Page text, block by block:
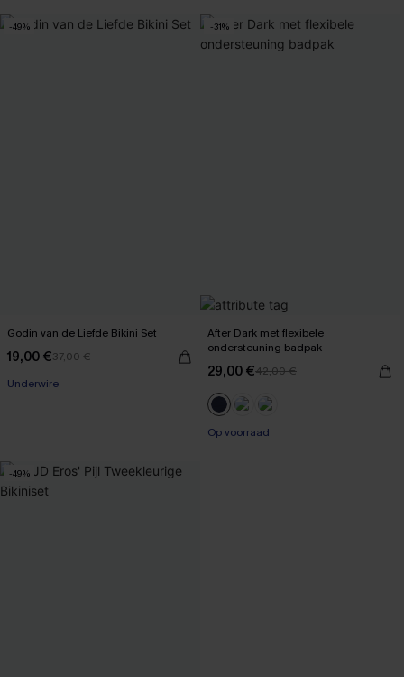
-49%
Godin van de Liefde Bikini Set
19,00 €37,00 €
Underwire
-31%
After Dark met flexibele
ondersteuning badpak
29,00 €42,00 €
Op voorraad
-49%